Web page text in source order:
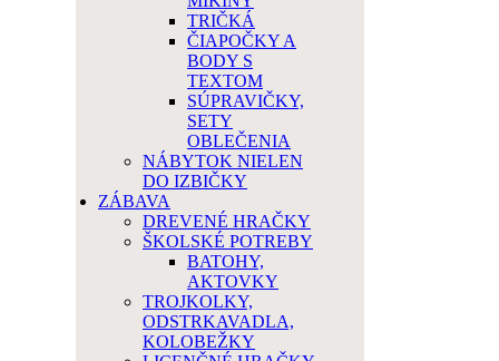
TRIČKÁ
ČIAPOČKY A
BODY S
TEXTOM
SÚPRAVIČKY,
SETY
OBLEČENIA
NÁBYTOK NIELEN
DO IZBIČKY
ZÁBAVA
DREVENÉ HRAČKY
ŠKOLSKÉ POTREBY
BATOHY,
AKTOVKY
TROJKOLKY,
ODSTRKAVADLA,
KOLOBEŽKY